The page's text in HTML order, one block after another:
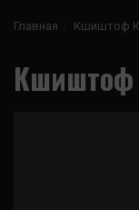
Главная Кшиштоф
Кшиштоф